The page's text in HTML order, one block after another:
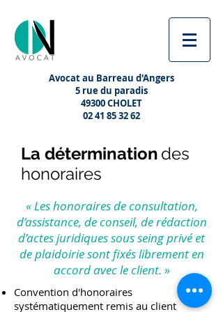
Avocat au Barreau d'Angers
5 rue du paradis
49300 CHOLET
02 41 85 32 62
La détermination des
honoraires
« Les honoraires de consultation,
d’assistance, de conseil, de rédaction
d’actes juridiques sous seing privé et
de plaidoirie sont fixés librement en
accord avec le client. »
Convention d'honoraires
systématiquement remis au client